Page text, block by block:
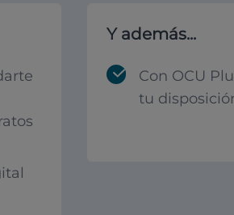
Y además...
Con OCU
tu